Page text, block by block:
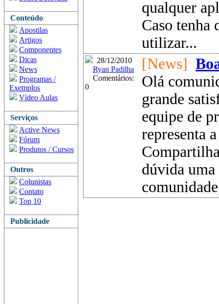
Conteúdo
Apostilas
Artigos
Componentes
Dicas
News
Programas /
Exemplos
Vídeo Aulas
Serviços
Active News
Fórum
Produtos / Cursos
Outros
Colunistas
Contato
Top 10
Publicidade
qualquer
Caso tenha
utilizar...
28/12/2010
Ryan Padilha
Comentários:
0
[News]
Olá
grande
equipe de
representa
dúvida